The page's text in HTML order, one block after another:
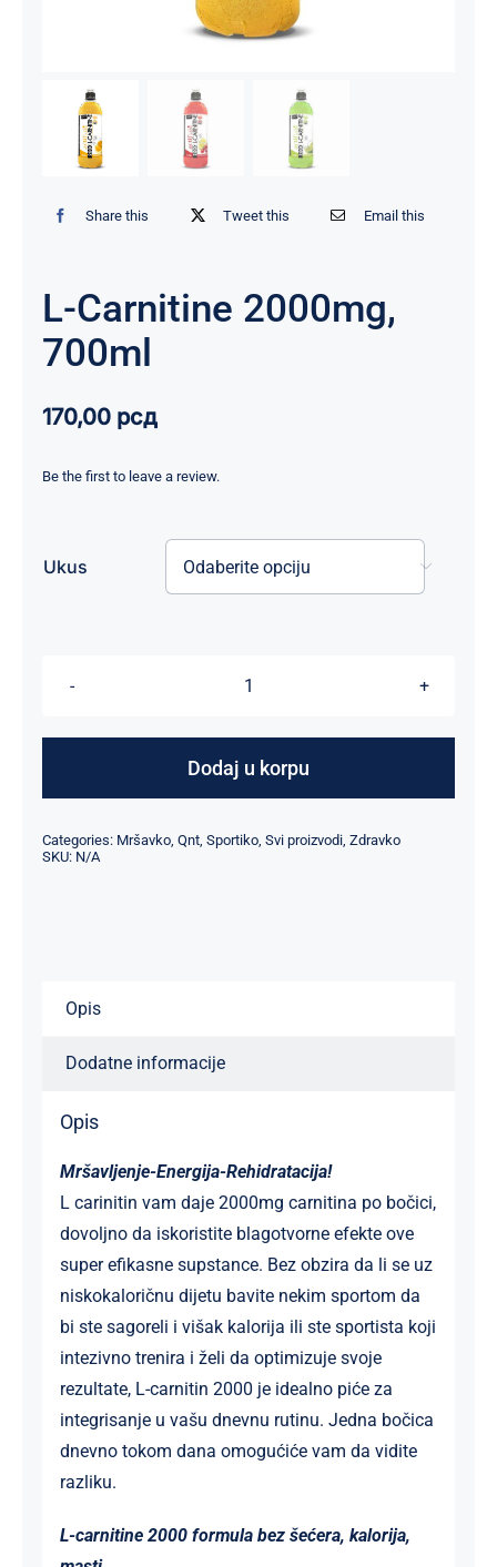
Share this Tweet this Email this
L-Carnitine 2000mg,
700ml
170,00 рсд
Be the first to leave a review.
Ukus 
L-
2000mg,
Dodaj u korpu
Categories: Mršavko, Qnt, Sportiko, Svi proizvodi, Zdravko
SKU: N/A
Opis
Dodatne informacije
Opis
Mršavljenje-Energija-Rehidratacija!
L carinitin vam daje 2000mg carnitina po bočici,
dovoljno da iskoristite blagotvorne efekte ove
super efikasne supstance. Bez obzira da li se uz
niskokaloričnu dijetu bavite nekim sportom da
bi ste sagoreli i višak kalorija ili ste sportista koji
intezivno trenira i želi da optimizuje svoje
rezultate, L-carnitin 2000 je idealno piće za
integrisanje u vašu dnevnu rutinu. Jedna bočica
dnevno tokom dana omogućiće vam da vidite
razliku.
L-carnitine 2000 formula bez šećera, kalorija,